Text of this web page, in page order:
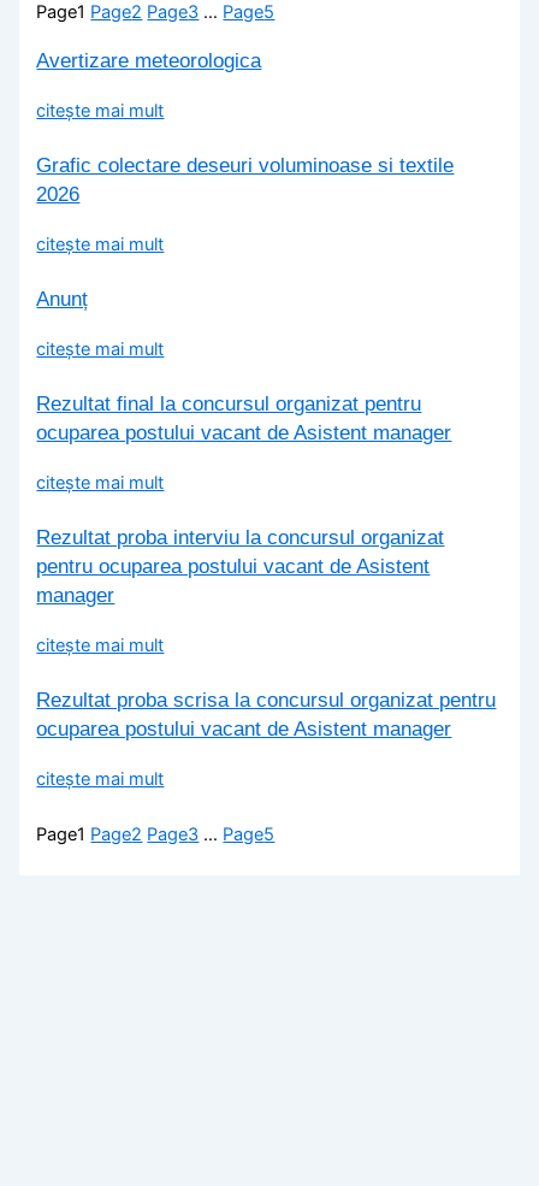
Page1 Page2 Page3 … Page5
Avertizare meteorologica
citește mai mult
Grafic colectare deseuri voluminoase si textile
2026
citește mai mult
Anunț
citește mai mult
Rezultat final la concursul organizat pentru
ocuparea postului vacant de Asistent manager
citește mai mult
Rezultat proba interviu la concursul organizat
pentru ocuparea postului vacant de Asistent
manager
citește mai mult
Rezultat proba scrisa la concursul organizat pentru
ocuparea postului vacant de Asistent manager
citește mai mult
Page1 Page2 Page3 … Page5